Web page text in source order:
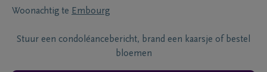
Woonachtig te Embourg
Stuur een condoléancebericht, brand een kaarsje of bestel
bloemen